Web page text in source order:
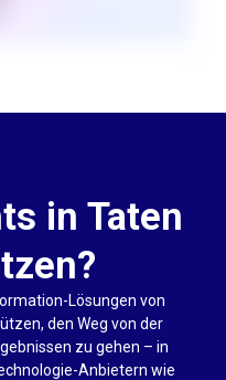
in Taten
Lösungen von
den Weg von der
zu gehen – in
Anbietern wie